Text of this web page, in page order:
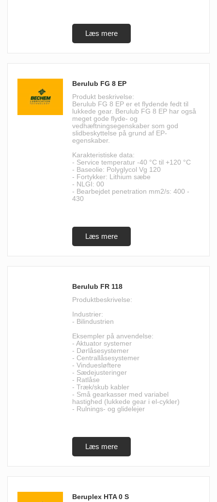
Berulub FG 8 EP
Produkt beskrivelse:
Berulub FG 8 EP er et flydende fedt til
lukkede gear. Berulub FG 8 EP har også
meget gode flyde- og
vedhæftningsegenskaber som god
slidbeskyttelse på grund af EP-
egenskaber.
Karakteristiske data:
- Service temperatur -40 °C til +120 °C
- Baseolie: Polyglycol Vg 120
- Fortykker: Lithium sæbe
- NLGI: 00
- Bearbejdet penetration mm2/s: 400 -
430
Berulub FR 118
Produktbeskrivelse:
Industrier:
- Bilindustrien
Eksempler på anvendelse:
- Aktuator systemer
- Dørlåsesystemer
- Centrallåsesystemer
- Vinduesløftere
- Sædejusteringer
- Ratlåse
- Træk/skub kabler
- Små gearkasser med variabel
hastighed (lukkede gear i el-cykler)
- Rulnings- og glidelejer
Beruplex HTA 0 S